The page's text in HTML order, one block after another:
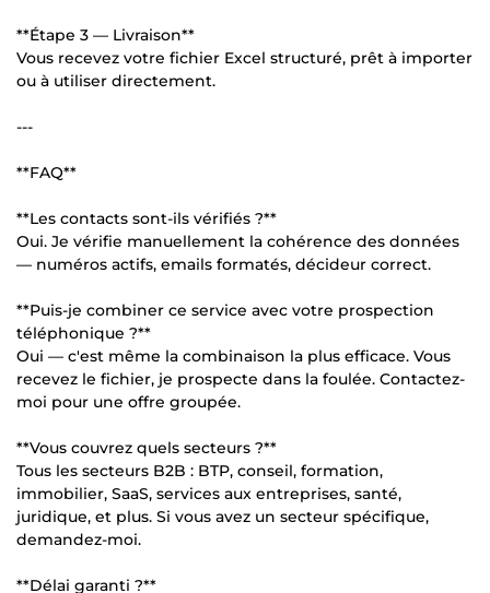
**Étape 3 — Livraison**
Vous recevez votre fichier Excel structuré, prêt à importer
ou à utiliser directement.
---
**FAQ**
**Les contacts sont-ils vérifiés ?**
Oui. Je vérifie manuellement la cohérence des données
— numéros actifs, emails formatés, décideur correct.
**Puis-je combiner ce service avec votre prospection
téléphonique ?**
Oui — c'est même la combinaison la plus efficace. Vous
recevez le fichier, je prospecte dans la foulée. Contactez-
moi pour une offre groupée.
**Vous couvrez quels secteurs ?**
Tous les secteurs B2B : BTP, conseil, formation,
immobilier, SaaS, services aux entreprises, santé,
juridique, et plus. Si vous avez un secteur spécifique,
demandez-moi.
**Délai garanti ?**